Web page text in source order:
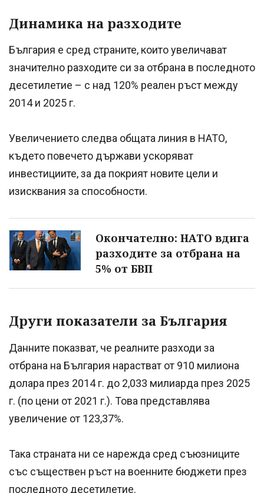
Динамика на разходите
България е сред страните, които увеличават
значително разходите си за отбрана в последното
десетилетие – с над 120% реален ръст между
2014 и 2025 г.
Увеличението следва общата линия в НАТО,
където повечето държави ускоряват
инвестициите, за да покрият новите цели и
изисквания за способности.
Окончателно: НАТО вдига
разходите за отбрана на
5% от БВП
Други показатели за България
Данните показват, че реалните разходи за
отбрана на България нарастват от 910 милиона
долара през 2014 г. до 2,033 милиарда през 2025
г. (по цени от 2021 г.). Това представлява
увеличение от 123,37%.
Така страната ни се нарежда сред съюзниците
със съществен ръст на военните бюджети през
последното десетилетие.